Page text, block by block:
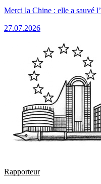
Merci la Chine : elle a sauvé
27.07.2026
Rapporteur